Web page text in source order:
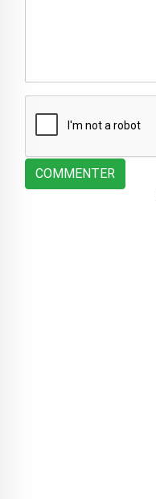
COMMENTER